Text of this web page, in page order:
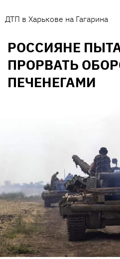
ДТП в Харькове на Гагарина
РОССИЯНЕ
ПРОРВАТЬ
ПЕЧЕНЕГАМИ